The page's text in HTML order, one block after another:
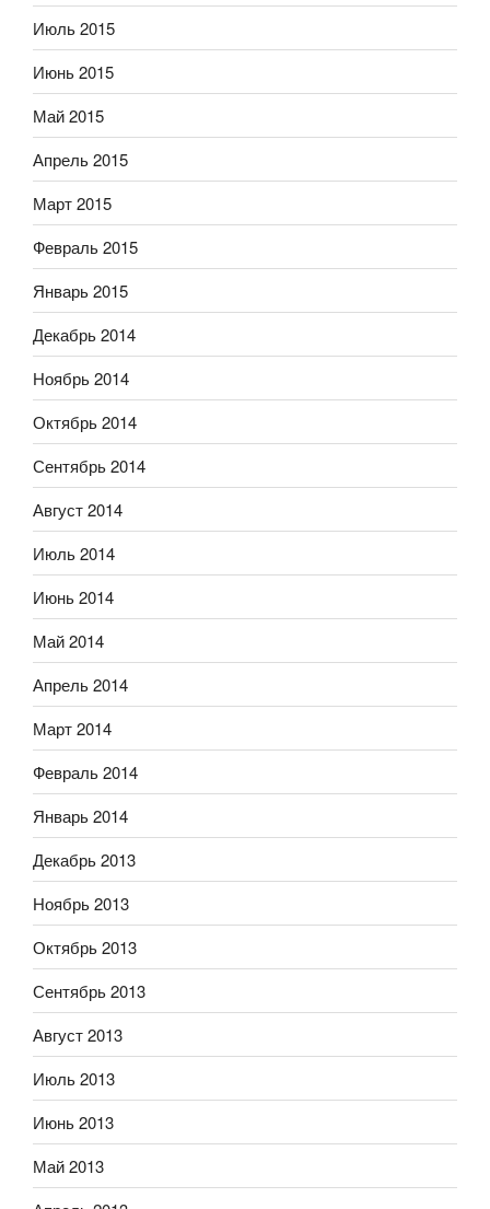
Июль 2015
Июнь 2015
Май 2015
Апрель 2015
Март 2015
Февраль 2015
Январь 2015
Декабрь 2014
Ноябрь 2014
Октябрь 2014
Сентябрь 2014
Август 2014
Июль 2014
Июнь 2014
Май 2014
Апрель 2014
Март 2014
Февраль 2014
Январь 2014
Декабрь 2013
Ноябрь 2013
Октябрь 2013
Сентябрь 2013
Август 2013
Июль 2013
Июнь 2013
Май 2013